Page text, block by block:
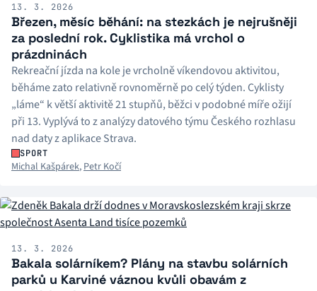
13. 3. 2026
Březen, měsíc běhání: na stezkách je nejrušněji
za poslední rok. Cyklistika má vrchol o
prázdninách
Rekreační jízda na kole je vrcholně víkendovou aktivitou,
běháme zato relativně rovnoměrně po celý týden. Cyklisty
„láme“ k větší aktivitě 21 stupňů, běžci v podobné míře ožijí
při 13. Vyplývá to z analýzy datového týmu Českého rozhlasu
nad daty z aplikace Strava.
SPORT
Michal Kašpárek, Petr Kočí
13. 3. 2026
Bakala solárníkem? Plány na stavbu solárních
parků u Karviné váznou kvůli obavám z